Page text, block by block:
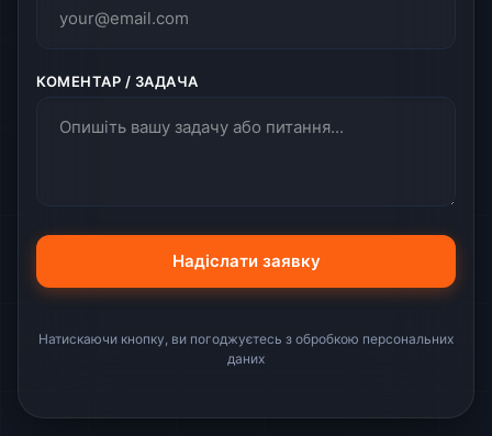
КОМЕНТАР / ЗАДАЧА
Натискаючи кнопку, ви погоджуєтесь з обробкою персональних
даних